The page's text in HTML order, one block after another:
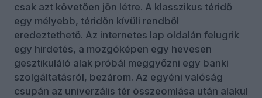
csak azt követően jön létre. A klasszikus téridő
egy mélyebb, téridőn kívüli rendből
eredeztethető. Az internetes lap oldalán felugrik
egy hirdetés, a mozgóképen egy hevesen
gesztikuláló alak próbál meggyőzni egy banki
szolgáltatásról, bezárom. Az egyéni valóság
csupán az univerzális tér összeomlása után alakul